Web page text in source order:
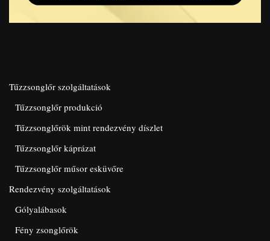
Tűzzsonglőr szolgáltatások
Tűzzsonglőr produkció
Tűzzsonglőrök mint rendezvény díszlet
Tűzzsonglőr káprázat
Tűzzsonglőr műsor esküvőre
Rendezvény szolgáltatások
Gólyalábasok
Fény zsonglőrök